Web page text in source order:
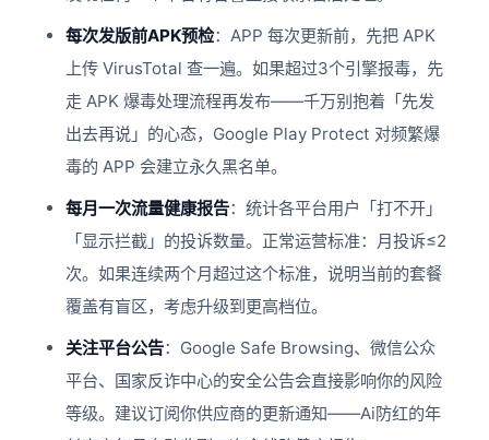
每次发版前APK预检：APP 每次更新前，先把 APK
上传 VirusTotal 查一遍。如果超过3个引擎报毒，先
走 APK 爆毒处理流程再发布——千万别抱着「先发
出去再说」的心态，Google Play Protect 对频繁爆
毒的 APP 会建立永久黑名单。
每月一次流量健康报告：统计各平台用户「打不开」
「显示拦截」的投诉数量。正常运营标准：月投诉≤2
次。如果连续两个月超过这个标准，说明当前的套餐
覆盖有盲区，考虑升级到更高档位。
关注平台公告：Google Safe Browsing、微信公众
平台、国家反诈中心的安全公告会直接影响你的风险
等级。建议订阅你供应商的更新通知——Ai防红的年